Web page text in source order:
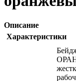
Описание
Характеристики